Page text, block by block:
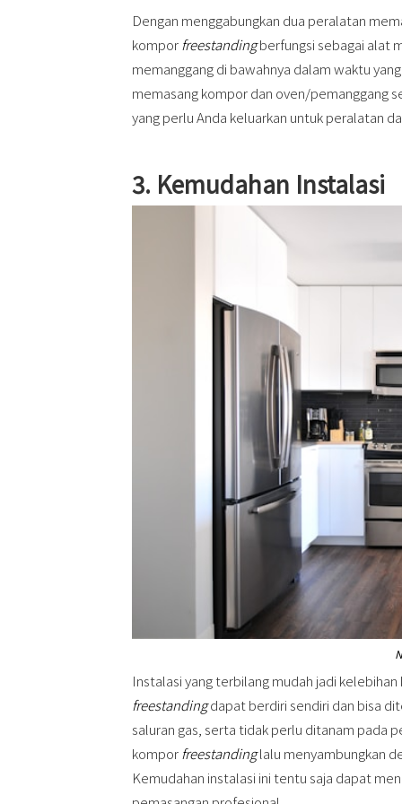
Dengan menggabungkan dua peralatan
kompor freestandingberfungsi sebagai alat
memanggang di bawahnya dalam waktu
memasang kompor dan oven/pemanggang
yang perlu Anda keluarkan untuk peralatan
3. Kemudahan Instalasi
Instalasi yang terbilang mudah jadi
freestandingdapat berdiri sendiri dan bisa
saluran gas, serta tidak perlu ditanam pada
komporfreestandinglalu menyambungkan
Kemudahan instalasi ini tentu saja dapat